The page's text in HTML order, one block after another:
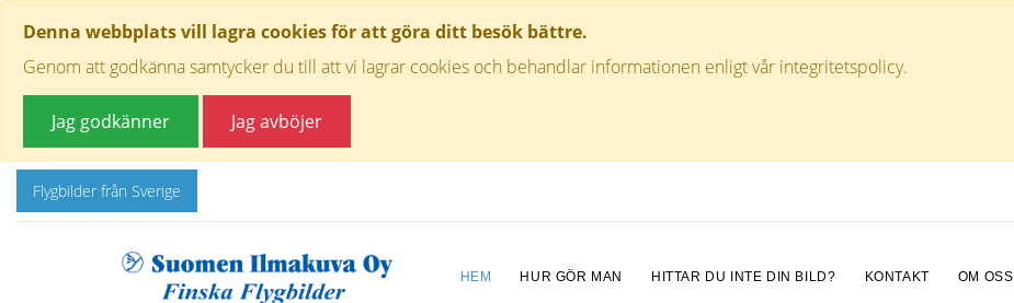
Denna webbplats vill lagra cookies för att göra ditt besök bättre.
Genom att godkänna samtycker du till att vi lagrar cookies och behandlar informationen enligt vår integritetspolicy.
Jag godkänner Jag avböjer
Flygbilder från Sverige
HEM HUR GÖR MAN HITTAR DU INTE DIN BILD? KONTAKT OM OSS